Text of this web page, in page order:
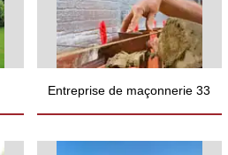
Entreprise de maçonnerie 33